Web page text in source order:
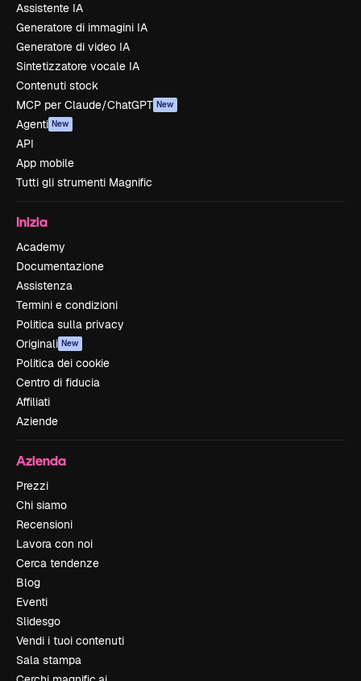
Assistente IA
Generatore di immagini IA
Generatore di video IA
Sintetizzatore vocale IA
Contenuti stock
MCP per Claude/ChatGPT New
Agenti New
API
App mobile
Tutti gli strumenti Magnific
Inizia
Academy
Documentazione
Assistenza
Termini e condizioni
Politica sulla privacy
Originali New
Politica dei cookie
Centro di fiducia
Affiliati
Aziende
Azienda
Prezzi
Chi siamo
Recensioni
Lavora con noi
Cerca tendenze
Blog
Eventi
Slidesgo
Vendi i tuoi contenuti
Sala stampa